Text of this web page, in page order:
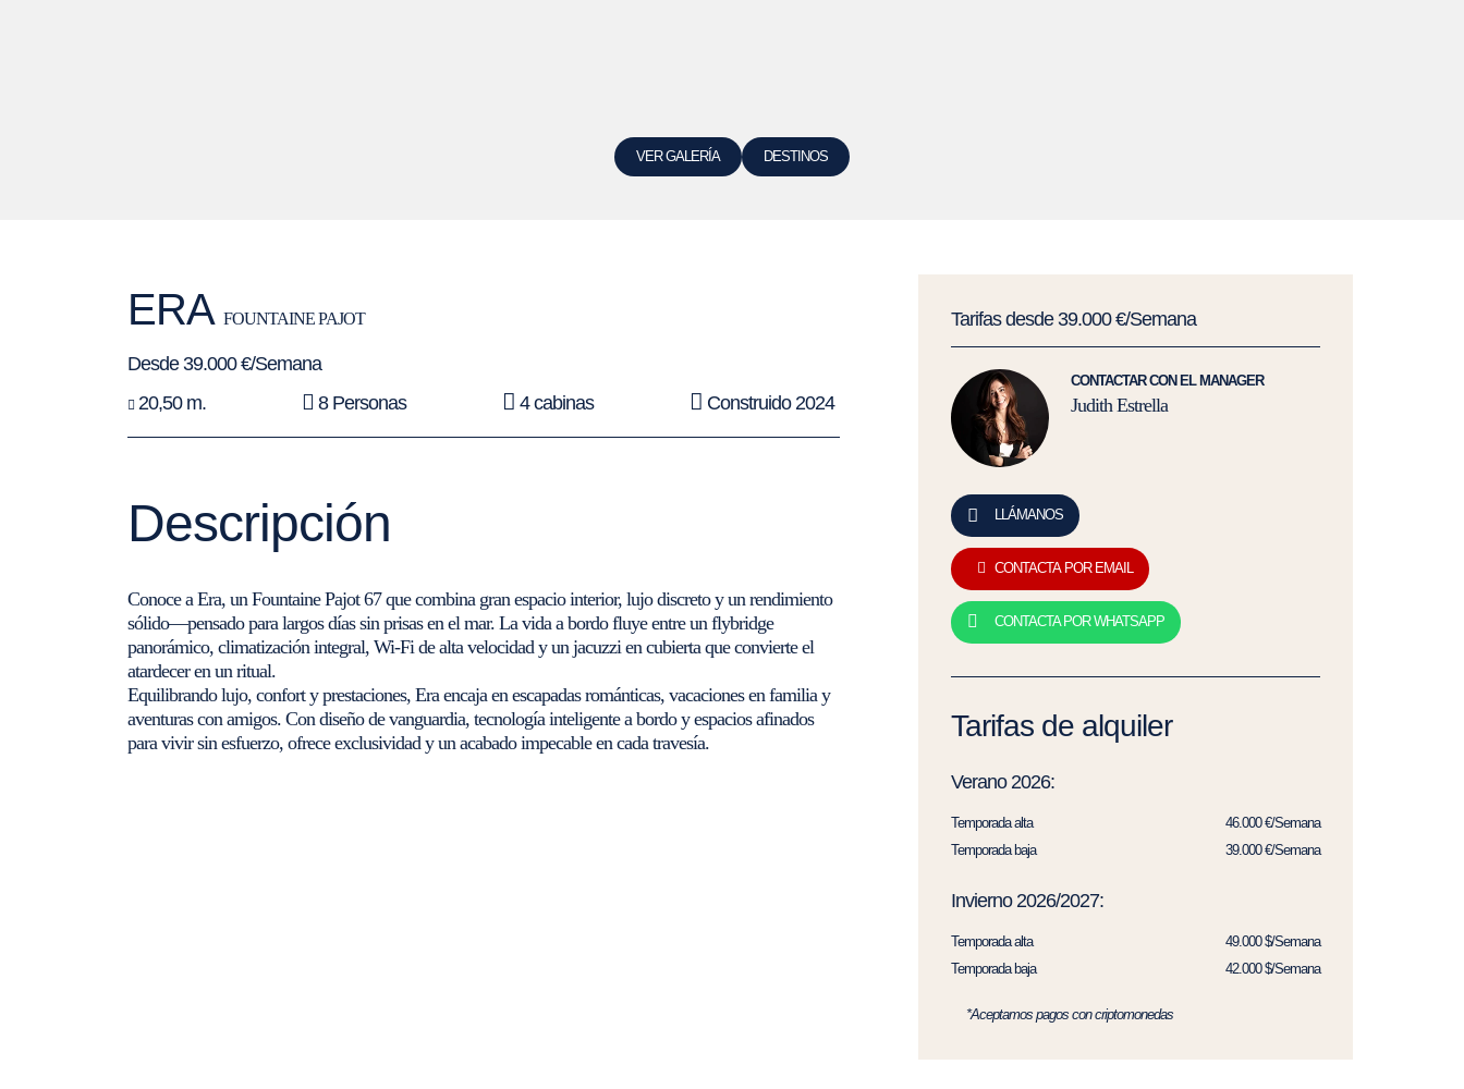
VER GALERÍA DESTINOS
ERA FOUNTAINE PAJOT
Desde 39.000 €/Semana
20,50 m.
8 Personas 4 cabinas Construido 2024
Descripción
Conoce a Era, un Fountaine Pajot 67 que combina gran espacio interior, lujo discreto y un rendimiento
sólido—pensado para largos días sin prisas en el mar. La vida a bordo fluye entre un flybridge
panorámico, climatización integral, Wi-Fi de alta velocidad y un jacuzzi en cubierta que convierte el
atardecer en un ritual.
Equilibrando lujo, confort y prestaciones, Era encaja en escapadas románticas, vacaciones en familia y
aventuras con amigos. Con diseño de vanguardia, tecnología inteligente a bordo y espacios afinados
para vivir sin esfuerzo, ofrece exclusividad y un acabado impecable en cada travesía.
Tarifas desde 39.000 €/Semana
CONTACTAR CON EL MANAGER
Judith Estrella
LLÁMANOS
CONTACTA POR EMAIL
CONTACTA POR WHATSAPP
Tarifas de alquiler
Verano 2026:
Temporada alta
46.000 €/Semana
Temporada baja
39.000 €/Semana
Invierno 2026/2027:
Temporada alta
49.000 $/Semana
Temporada baja
42.000 $/Semana
*Aceptamos pagos con criptomonedas